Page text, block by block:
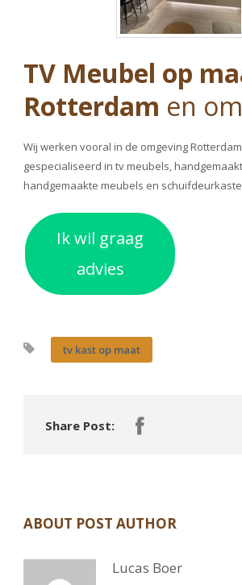
TV Meubel op
Rotterdam en
Wij werken vooral in de omgeving
gespecialiseerd in tv meubels,
handgemaakte meubels en
Ik wil graag
advies
tv kast op maat
Share Post:
ABOUT POST AUTHOR
Lucas Boer